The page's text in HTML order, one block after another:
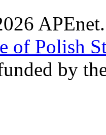
of Polish
by